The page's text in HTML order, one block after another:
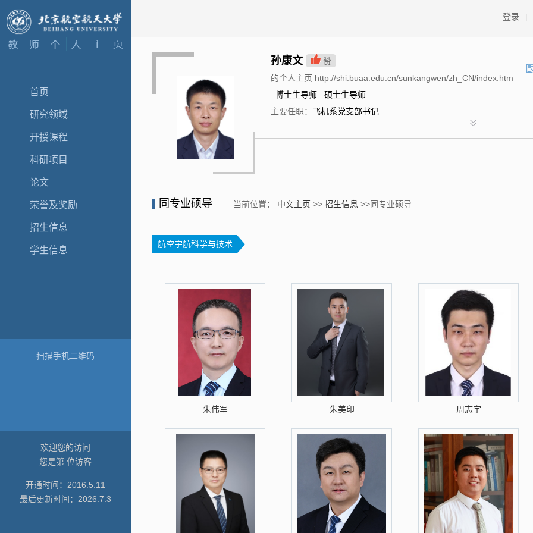
首页
研究领域
开授课程
科研项目
论文
荣誉及奖励
招生信息
学生信息
扫描手机二维码
欢迎您的访问
您是第 位访客
开通时间： 2016 5 11
最后更新时间： 2026 7 3
登录 |
孙康文
赞
的个人主页 http://shi.buaa.edu.cn/sunkangwen/zh_CN/index.htm
博士生导师 硕士生导师
主要任职： 飞机系党支部书记
同专业硕导 当前位置： 中文主页 >> 招生信息 >>同专业硕导
航空宇航科学与技术
朱伟军 朱美印 周志宇